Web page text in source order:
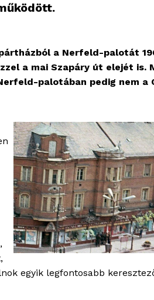
a Nerfeld-palotát
a mai Szapáry út elejét is.
palotában pedig nem a
egyik legfontosabb